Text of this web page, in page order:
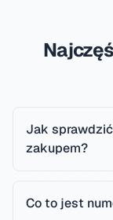
Jak
zakupem?
Co to jest